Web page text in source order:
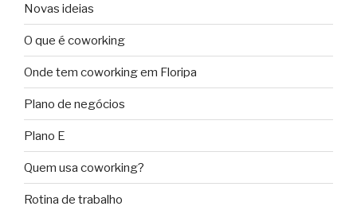
Novas ideias
O que é coworking
Onde tem coworking em Floripa
Plano de negócios
Plano E
Quem usa coworking?
Rotina de trabalho